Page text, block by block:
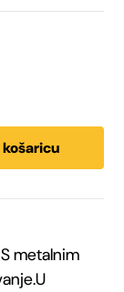
košaricu
metalnim